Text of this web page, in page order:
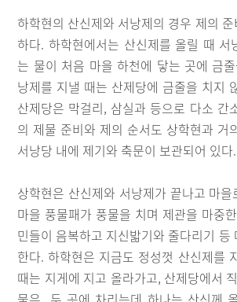
하학현의 산신제와 서낭제의 경우 제의
하다. 하학현에서는 산신제를 올릴 때 서
는 물이 처음 마을 하천에 닿는 곳에 금
낭제를 지낼 때는 산제당에 금줄을 치지
산제당은 막걸리, 삼실과 등으로 다소 간
의 제물 준비와 제의 순서도 상학현과 거
서낭당 내에 제기와 축문이 보관되어 있다.
상학현은 산신제와 서낭제가 끝나고 마
마을 풍물패가 풍물을 치며 제관을 마중
민들이 음복하고 지신밟기와 줄다리기 등
한다. 하학현은 지금도 정성껏 산신제를
때는 지게에 지고 올라가고, 산제당에서